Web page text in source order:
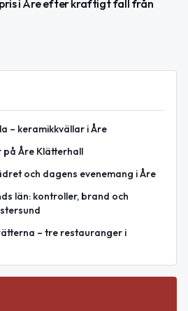
i Åre efter kraftigt fall från
– keramikkvällar i Åre
Åre Klätterhall
och dagens evenemang i Åre
län: kontroller, brand och
– tre restauranger i